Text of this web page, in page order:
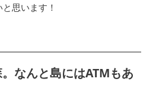
思います！
なんと島にはATMもあ